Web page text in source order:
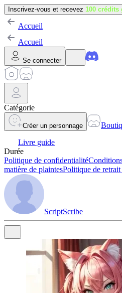
Inscrivez-vous et recevez 100 crédits
Accueil
Accueil
Se connecter
Catégorie
Créer un personnage
Livre guide
Durée
Politique de confidentialité
matière de plaintesPolitique de retrait
ScriptScribe